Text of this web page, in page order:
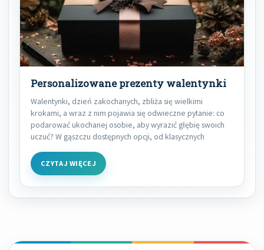
Personalizowane prezenty walentynki
Walentynki, dzień zakochanych, zbliża się wielkimi
krokami, a wraz z nim pojawia się odwieczne pytanie: co
podarować ukochanej osobie, aby wyrazić głębię swoich
uczuć? W gąszczu dostępnych opcji, od klasycznych
CZYTAJ WIĘCEJ